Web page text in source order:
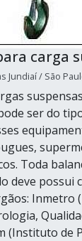
carga
Jundiaí / São
ser do
Toda
deve possui
Inmetro
(Instituto de